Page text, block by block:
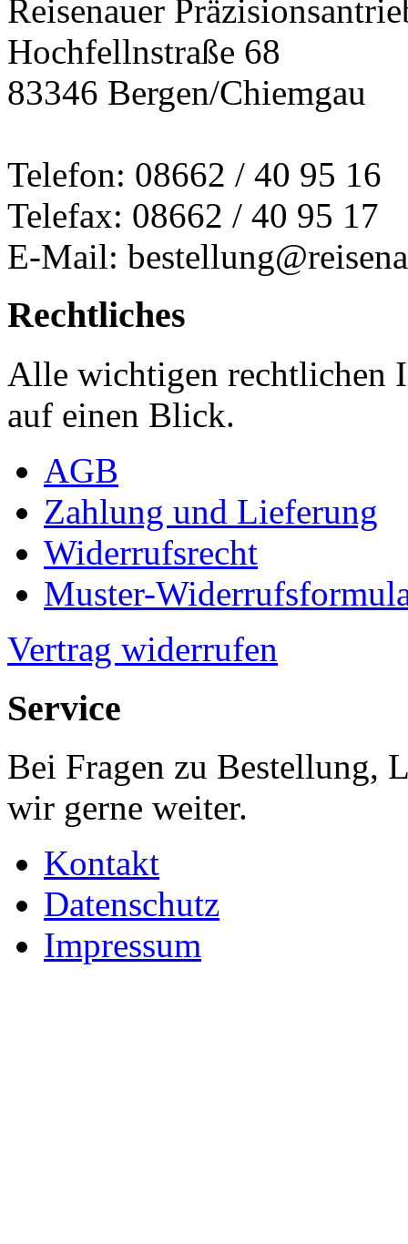
Reisenauer
Hochfellnstraße 68
83346 Bergen/Chiemgau
Telefon: 08662 / 40 95 16
Telefax: 08662 / 40 95 17
E-Mail:
Rechtliches
Alle wichtigen rechtlichen
auf einen Blick.
AGB
Zahlung und Lieferung
Widerrufsrecht
Muster-
Vertrag widerrufen
Service
Bei Fragen zu Bestellung,
wir gerne weiter.
Kontakt
Datenschutz
Impressum